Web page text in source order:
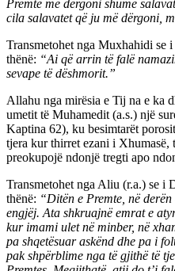
Premte më dërgoni shumë
cila salavatet që ju më dërgoni,
Transmetohet nga Muxhahidi se
thënë: “Ai që arrin të falë
sevape të dëshmorit.”
Allahu nga mirësia e Tij na e ka
umetit të Muhamedit (a.s.) një
Kaptina 62), ku besimtarët
tjera kur thirret ezani i Xhumasë,
preokupojë ndonjë tregti apo
Transmetohet nga Aliu (r.a.) se i
thënë: “Ditën e Premte, në
engjëj. Ata shkruajnë emrat e
kur imami ulet në minber, në
pa shqetësuar askënd dhe pa i
pak shpërblime nga të gjithë të